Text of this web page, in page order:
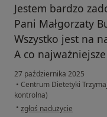
Jestem bardzo
Pani Małgorzaty
Wszystko jest na
A co
27 października 2025
• Centrum Dietetyki
kontrolna)
• w opinii użytkownika Maria
zgłoś nadużycie